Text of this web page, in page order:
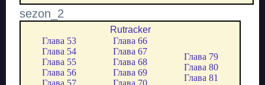
sezon_2
Rutracker
Глава 53
Глава 54
Глава 55
Глава 56
Глава 57
Глава 66
Глава 67
Глава 68
Глава 69
Глава 70
Глава 79
Глава 80
Глава 81